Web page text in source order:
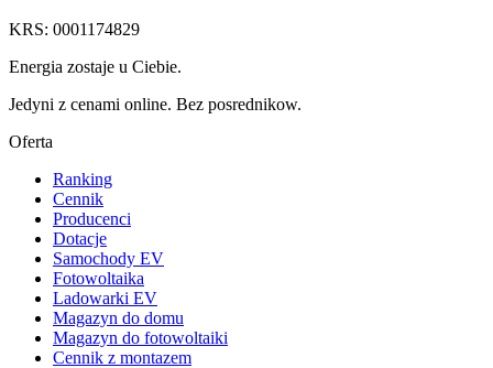
KRS: 0001174829
Energia zostaje u Ciebie.
Jedyni z cenami online. Bez posrednikow.
Oferta
Ranking
Cennik
Producenci
Dotacje
Samochody EV
Fotowoltaika
Ladowarki EV
Magazyn do domu
Magazyn do fotowoltaiki
Cennik z montazem